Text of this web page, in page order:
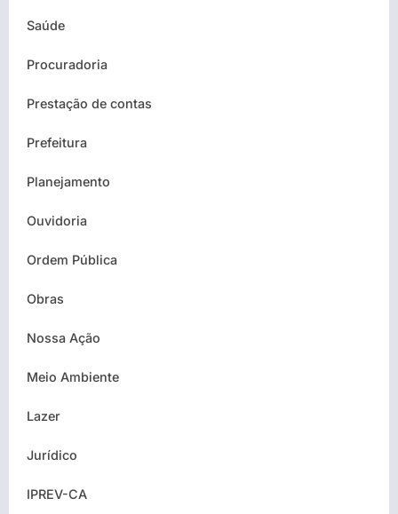
Saúde
Procuradoria
Prestação de contas
Prefeitura
Planejamento
Ouvidoria
Ordem Pública
Obras
Nossa Ação
Meio Ambiente
Lazer
Jurídico
IPREV-CA